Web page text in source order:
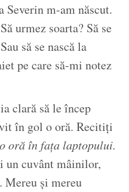
Severin m-am născut.
urmez soarta? Să se
să se nască la
pe care să-mi notez
clară să le încep
în gol o oră. Recitiți
oră în fața laptopului.
un cuvânt mâinilor,
Mereu și mereu